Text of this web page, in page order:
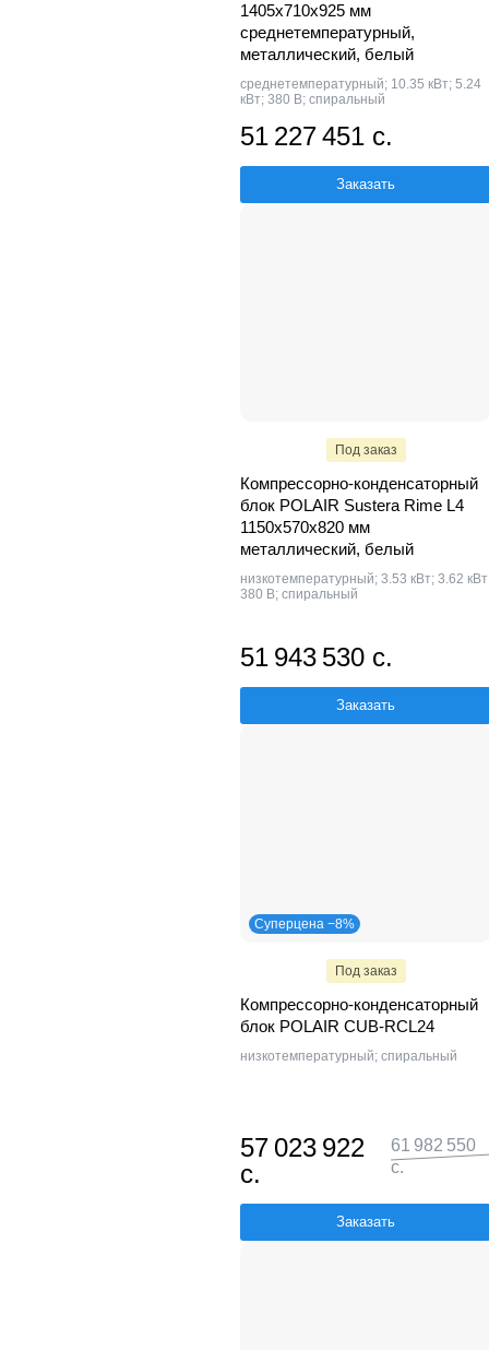
1405x710x925 мм
среднетемпературный,
металлический, белый
среднетемпературный; 10.35 кВт; 5.24
кВт; 380 В; спиральный
51 227 451 с.
Заказать
Под заказ
Компрессорно-конденсаторный
блок POLAIR Sustera Rime L4
1150x570x820 мм
металлический, белый
низкотемпературный; 3.53 кВт; 3.62
380 В; спиральный
51 943 530 с.
Заказать
Суперцена −8%
Под заказ
Компрессорно-конденсаторный
блок POLAIR CUB-RCL24
низкотемпературный; спиральный
57 023 922
с.
61 982 550
с.
Заказать